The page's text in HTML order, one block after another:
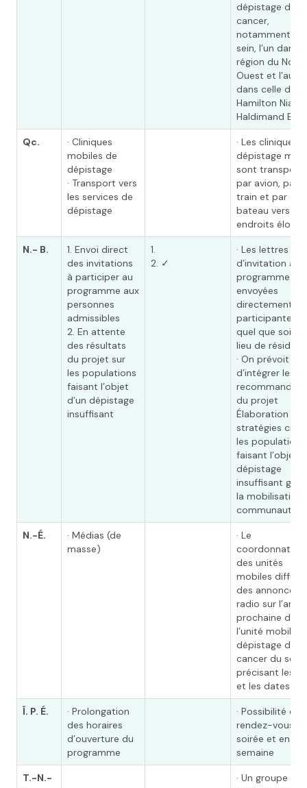
dépistage du
cancer,
notamment du
sein, l’un dans
région du
Ouest et l’autre
dans celle de
Hamilton
Haldimand
Qc.
· Cliniques
mobiles de
dépistage
· Transport vers
les services de
dépistage
· Les cliniques
dépistage
sont
par avion, par
train et par
bateau vers
endroits
N.- B.
1. Envoi direct
des invitations
à participer au
programme aux
personnes
admissibles
2. En attente
des résultats
du projet sur
les populations
faisant l’objet
d’un dépistage
insuffisant
1.
2. ✓
· Les lettres
d’invitation au
programme
envoyées
directement
participantes,
quel que soit
lieu de
· On prévoit
d’intégrer les
du projet
Élaboration de
stratégies
les populations
faisant l’objet
dépistage
insuffisant
la mobilisation
N.-É.
· Médias (de
masse)
· Le
coordonnateur
des unités
mobiles diffuse
des annonces
radio sur
prochaine de
l’unité mobile
dépistage du
cancer du sein,
précisant les
et les dates.
Î. P. É.
· Prolongation
des horaires
d’ouverture du
programme
· Possibilité de
rendez-vous en
soirée et en fin
semaine
T.-N.-
· Un groupe de